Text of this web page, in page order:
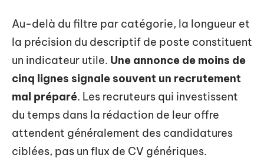
Au-delà du filtre par catégorie, la longueur et
la précision du descriptif de poste constituent
un indicateur utile. Une annonce de moins de
cinq lignes signale souvent un recrutement
mal préparé. Les recruteurs qui investissent
du temps dans la rédaction de leur offre
attendent généralement des candidatures
ciblées, pas un flux de CV génériques.